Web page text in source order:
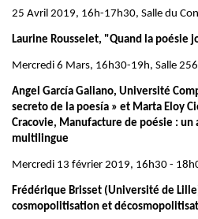
25 Avril 2019, 16h-17h30, Salle du
Laurine Rousselet, "Quand la poésie
Mercredi 6 Mars, 16h30-19h, Salle
Angel García Galiano, Université
secreto de la poesía » et Marta Eloy
Cracovie, Manufacture de poésie :
multilingue
Mercredi 13 février 2019, 16h30 -
Frédérique Brisset (Université de
cosmopolitisation et